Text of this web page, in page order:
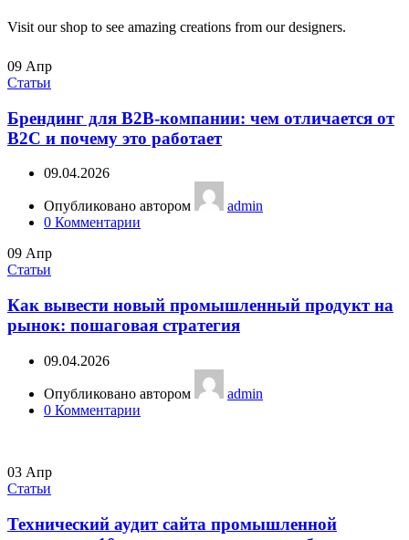
Visit our shop to see amazing creations from our designers.
09 Апр
Статьи
Брендинг для B2B-компании: чем отличается от
B2C и почему это работает
09.04.2026
Опубликовано автором
admin
0 Комментарии
09 Апр
Статьи
Как вывести новый промышленный продукт на
рынок: пошаговая стратегия
09.04.2026
Опубликовано автором
admin
0 Комментарии
03 Апр
Статьи
Технический аудит сайта промышленной